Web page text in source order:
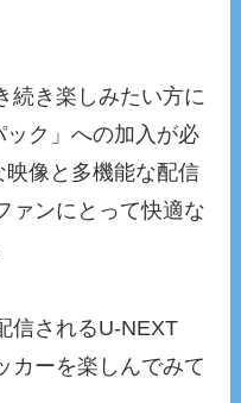
続き楽しみたい方に
ク」への加入が必
像と多機能な配信
ァンにとって快適な
信されるU-NEXT
カーを楽しんでみて